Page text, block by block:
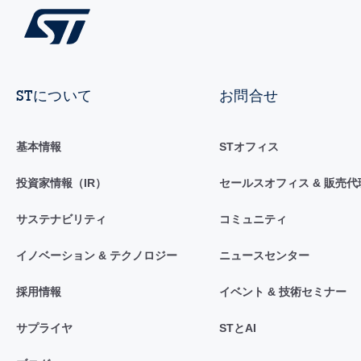
STについて
基本情報
投資家情報（IR）
サステナビリティ
イノベーション & テクノロジー
採用情報
サプライヤ
お問合せ
STオフィス
セールスオフィス & 販売代
コミュニティ
ニュースセンター
イベント & 技術セミナー
STとAI